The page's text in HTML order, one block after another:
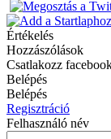
Értékelés
Hozzászólások
Csatlakozz
Belépés
Belépés
Regisztráció
Felhasználó név